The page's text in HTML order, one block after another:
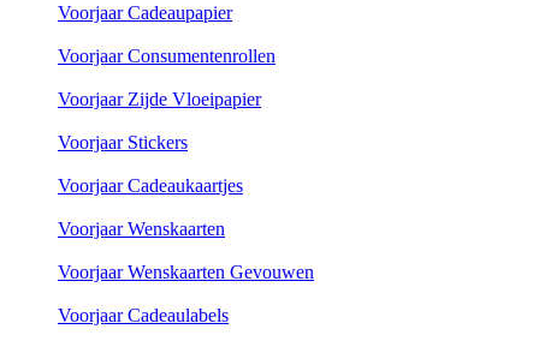
Voorjaar Cadeaupapier
Voorjaar Consumentenrollen
Voorjaar Zijde Vloeipapier
Voorjaar Stickers
Voorjaar Cadeaukaartjes
Voorjaar Wenskaarten
Voorjaar Wenskaarten Gevouwen
Voorjaar Cadeaulabels